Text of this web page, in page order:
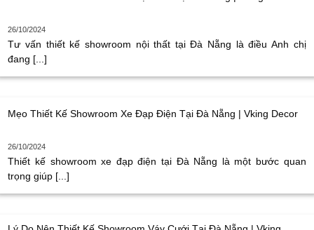
26/10/2024
Tư vấn thiết kế showroom nội thất tại Đà Nẵng là điều Anh chị
đang [...]
Mẹo Thiết Kế Showroom Xe Đạp Điện Tại Đà Nẵng | Vking Decor
26/10/2024
Thiết kế showroom xe đạp điện tại Đà Nẵng là một bước quan
trọng giúp [...]